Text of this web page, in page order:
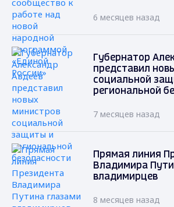
6 месяцев назад
Губернатор
представил
социальной
региональной
7 месяцев назад
Прямая линия
Владимира
владимирцев
8 месяцев назад